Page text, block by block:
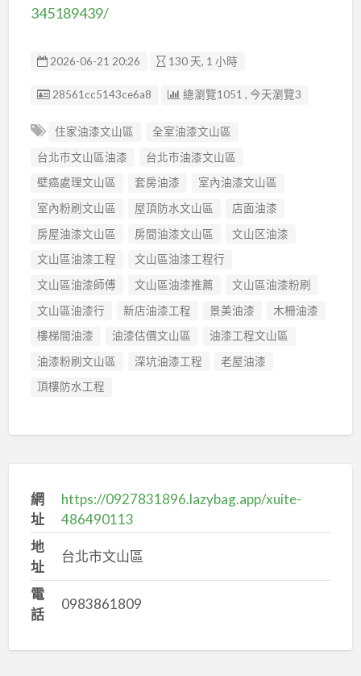
345189439/
2026-06-21 20:26 130 天, 1 小時
廣告编號
28561cc5143ce6a8 總瀏覽1051 , 今天瀏覽3
住家油漆文山區
全室油漆文山區
台北市文山區油漆
台北市油漆文山區
壁癌處理文山區
套房油漆
室內油漆文山區
室內粉刷文山區
屋頂防水文山區
店面油漆
房屋油漆文山區
房間油漆文山區
文山区油漆
文山區油漆工程
文山區油漆工程行
文山區油漆師傅
文山區油漆推薦
文山區油漆粉刷
文山區油漆行
新店油漆工程 景美油漆
木柵油漆
樓梯間油漆
油漆估價文山區
油漆工程文山區
油漆粉刷文山區
深坑油漆工程
老屋油漆
頂樓防水工程
網
址
https://0927831896.lazybag.app/xuite-
486490113
地
址
台北市文山區
電
話
0983861809